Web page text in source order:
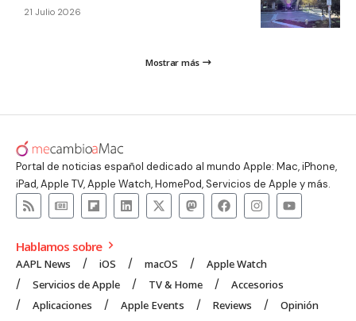
21 Julio 2026
Mostrar más
Portal de noticias español dedicado al mundo Apple: Mac, iPhone,
iPad, Apple TV, Apple Watch, HomePod, Servicios de Apple y más.
Hablamos sobre
AAPL News iOS macOS
Apple Watch
Servicios de Apple
TV & Home
Accesorios
Aplicaciones
Apple Events Reviews Opinión